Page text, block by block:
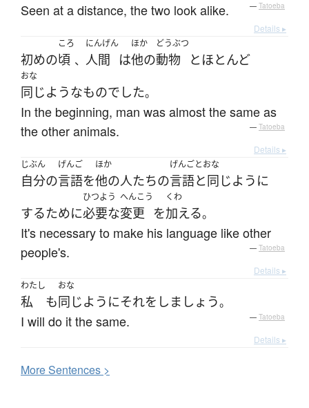
Seen at a distance, the two look alike. — Tatoeba
Details ▸
初めの
ころ
頃 、
にんげん
人間 は
ほか
他の
どうぶつ
動物 とほとんど
おな
同じようなものでした。
In the beginning, man was almost the same as
the other animals.
— Tatoeba
Details ▸
じぶん
自分の
げんご
言語を
ほか
他の人たちの
げんご
言語
とおな
と同じように
するために
ひつよう
必要な
へんこう
変更 を
くわ
加える。
It's necessary to make his language like other
people's.
— Tatoeba
Details ▸
わたし
私 も
おな
同じようにそれを しましょう。
I will do it the same. — Tatoeba
Details ▸
MoreSentences >